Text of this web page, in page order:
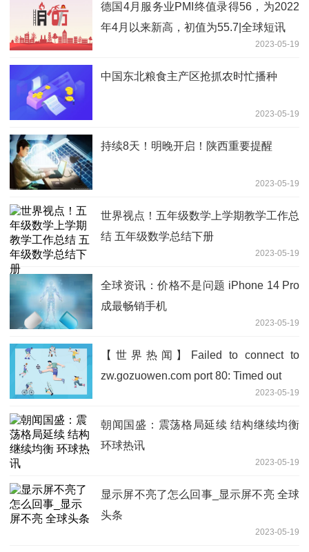
德国4月服务业PMI终值录得56，为2022
年4月以来新高，初值为55.7|全球短讯
2023-05-19
中国东北粮食主产区抢抓农时忙播种
2023-05-19
持续8天！明晚开启！陕西重要提醒
2023-05-19
世界视点！五年级数学上学期教学工作总
结 五年级数学总结下册
2023-05-19
全球资讯：价格不是问题 iPhone 14 Pro
成最畅销手机
2023-05-19
【世界热闻】Failed to connect to
zw.gozuowen.com port 80: Timed out
2023-05-19
朝闻国盛：震荡格局延续 结构继续均衡
环球热讯
2023-05-19
显示屏不亮了怎么回事_显示屏不亮 全球
头条
2023-05-19